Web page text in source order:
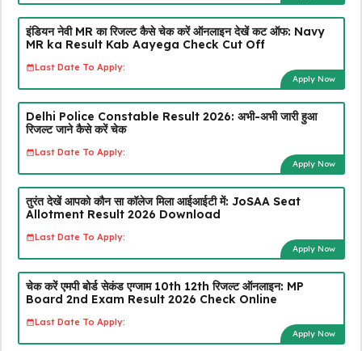
इंडियन नेवी MR का रिजल्ट कैसे चेक करें ऑनलाइन देखें कट ऑफ: Navy
MR ka Result Kab Aayega Check Cut Off
Last Date To Apply:
Apply Now
Delhi Police Constable Result 2026: अभी-अभी जारी हुआ
रिजल्ट जाने कैसे करें चेक
Last Date To Apply:
Apply Now
तुरंत देखें आपको कौन सा कॉलेज मिला आईआईटी में: JoSAA Seat
Allotment Result 2026 Download
Last Date To Apply:
Apply Now
चेक करें एमपी बोर्ड सेकंड एग्जाम 10th 12th रिजल्ट ऑनलाइन: MP
Board 2nd Exam Result 2026 Check Online
Last Date To Apply:
Apply Now